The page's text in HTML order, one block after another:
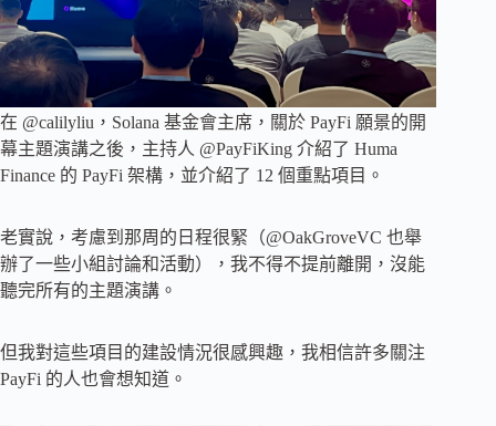
在 @calilyliu，Solana 基金會主席，關於 PayFi 願景的開
幕主題演講之後，主持人 @PayFiKing 介紹了 Huma
Finance 的 PayFi 架構，並介紹了 12 個重點項目。
老實說，考慮到那周的日程很緊（@OakGroveVC 也舉
辦了一些小組討論和活動），我不得不提前離開，沒能
聽完所有的主題演講。
但我對這些項目的建設情況很感興趣，我相信許多關注
PayFi 的人也會想知道。